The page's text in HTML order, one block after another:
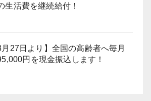
生活費を継続給付！
月27日より】全国の高齢者へ毎月
円を現金振込します！